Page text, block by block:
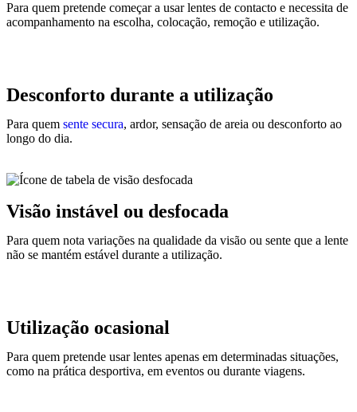
Para quem pretende começar a usar lentes de contacto e necessita de
acompanhamento na escolha, colocação, remoção e utilização.
Desconforto durante a utilização
Para quem sente secura, ardor, sensação de areia ou desconforto ao
longo do dia.
Visão instável ou desfocada
Para quem nota variações na qualidade da visão ou sente que a lente
não se mantém estável durante a utilização.
Utilização ocasional
Para quem pretende usar lentes apenas em determinadas situações,
como na prática desportiva, em eventos ou durante viagens.